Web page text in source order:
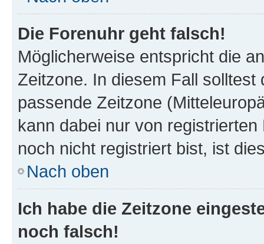
Die Forenuhr geht falsch!
Möglicherweise entspricht die
Zeitzone. In diesem Fall solltest
passende Zeitzone
kann dabei nur von
noch nicht registriert bist, ist
Nach oben
Ich habe die Zeitzone
noch falsch!